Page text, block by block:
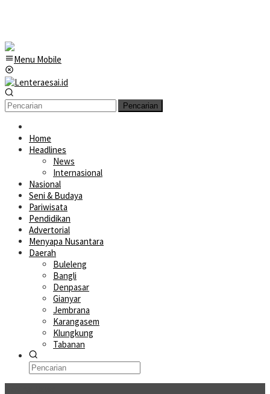
Menu Mobile
Pencarian
Home
Headlines
News
Internasional
Nasional
Seni & Budaya
Pariwisata
Pendidikan
Advertorial
Menyapa Nusantara
Daerah
Buleleng
Bangli
Denpasar
Gianyar
Jembrana
Karangasem
Klungkung
Tabanan